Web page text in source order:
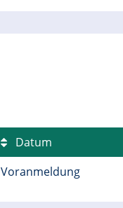
Datum
Voranmeldung